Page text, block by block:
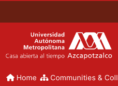
Home Communities &